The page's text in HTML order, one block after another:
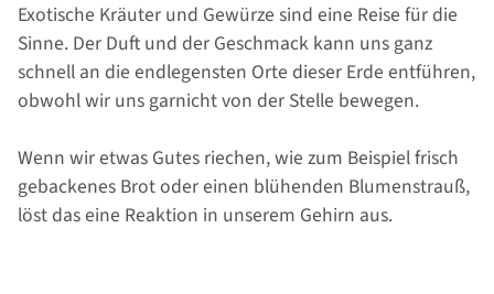
Exotische Kräuter und Gewürze sind eine Reise für die
Sinne. Der Duft und der Geschmack kann uns ganz
schnell an die endlegensten Orte dieser Erde entführen,
obwohl wir uns garnicht von der Stelle bewegen.
Wenn wir etwas Gutes riechen, wie zum Beispiel frisch
gebackenes Brot oder einen blühenden Blumenstrauß,
löst das eine Reaktion in unserem Gehirn aus.